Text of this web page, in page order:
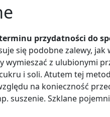
przydatności do
się podobne zalewy,
wymieszać z ulubionymi
i soli. Atutem tej
na konieczność
suszenie. Szklane